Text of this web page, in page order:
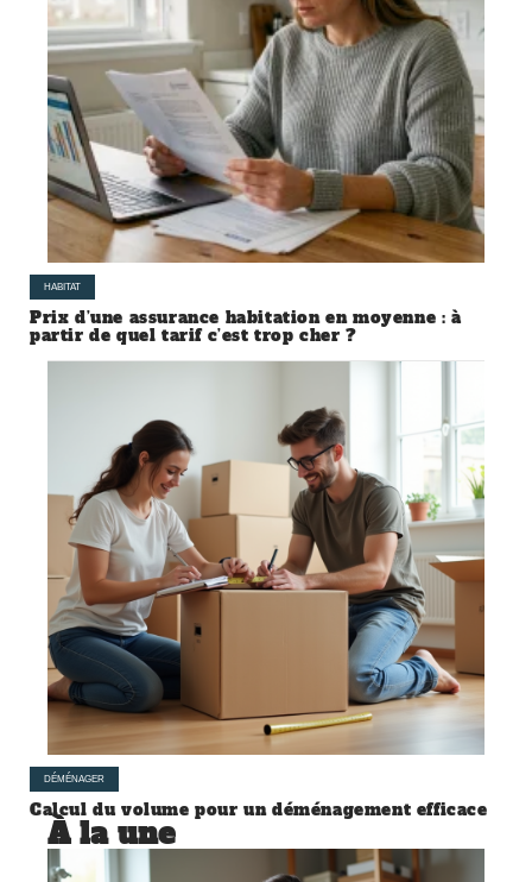
HABITAT
Prix d’une assurance habitation en moyenne : à
partir de quel tarif c’est trop cher ?
DÉMÉNAGER
Calcul du volume pour un déménagement efficace
À la une